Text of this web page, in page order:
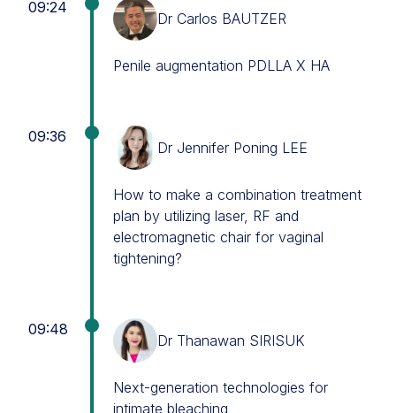
09:24
Dr Carlos BAUTZER
Penile augmentation PDLLA X HA
09:36
Dr Jennifer Poning LEE
How to make a combination treatment
plan by utilizing laser, RF and
electromagnetic chair for vaginal
tightening?
09:48
Dr Thanawan SIRISUK
Next-generation technologies for
intimate bleaching